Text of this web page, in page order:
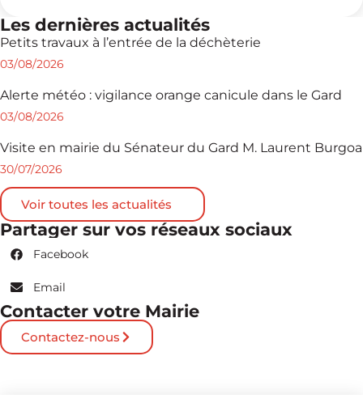
Les dernières actualités
Petits travaux à l’entrée de la déchèterie
03/08/2026
Alerte météo : vigilance orange canicule dans le Gard
03/08/2026
Visite en mairie du Sénateur du Gard M. Laurent Burgoa
30/07/2026
Voir toutes les actualités
Partager sur vos réseaux sociaux
Facebook
Email
Contacter votre Mairie
Contactez-nous